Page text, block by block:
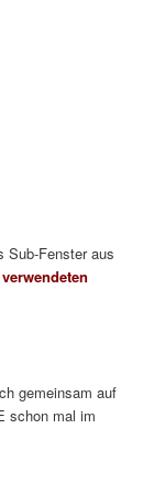
Sub-Fenster aus
gemeinsam auf
schon mal im